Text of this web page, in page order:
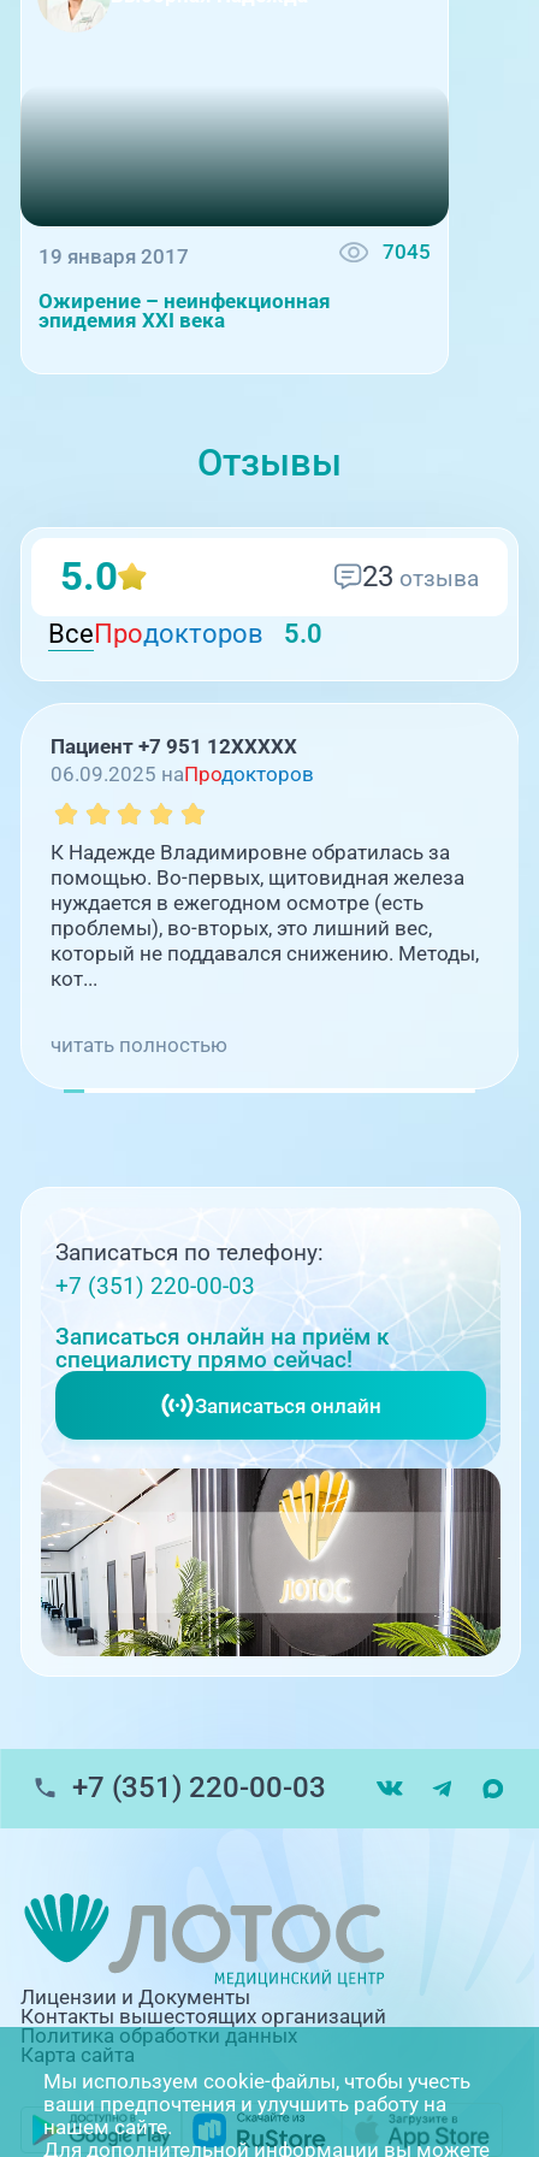
стран СНГ, г.Москва
19 января 2017 7045
Ожирение – неинфекционная
эпидемия XXI века
Отзывы
5.0 23 отзыва
ВсеПродокторов 5.0
Пациент +7 951 12XXXXX
06.09.2025 наПродокторов
К Надежде Владимировне обратилась за
помощью. Во-первых, щитовидная железа
нуждается в ежегодном осмотре (есть
проблемы), во-вторых, это лишний вес,
который не поддавался снижению. Методы,
кот...
читать полностью
Записаться по телефону:
+7 (351) 220-00-03
Записаться онлайн на приём к
специалисту прямо сейчас!
Записаться онлайн
+7 (351) 220-00-03
Лицензии и Документы
Контакты вышестоящих организаций
Политика обработки данных
Карта сайта
Мы используем cookie-файлы, чтобы учесть
ваши предпочтения и улучшить работу на
нашем сайте.
Для дополнительной информации вы можете